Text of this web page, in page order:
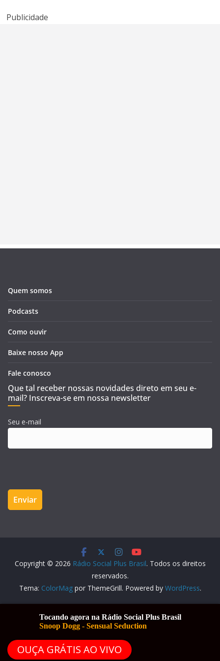
Publicidade
Quem somos
Podcasts
Como ouvir
Baixe nosso App
Fale conosco
Que tal receber nossas novidades direto em seu e-
mail? Inscreva-se em nossa newsletter
Seu e-mail
Copyright © 2026 Rádio Social Plus Brasil. Todos os direitos
reservados.
Tema: ColorMagpor ThemeGrill. Powered by WordPress.
OUÇA GRÁTIS AO VIVO